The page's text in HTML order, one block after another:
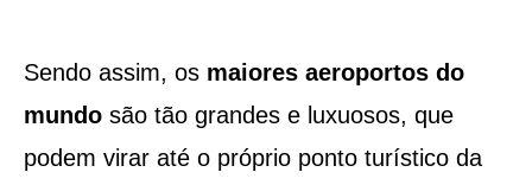
Sendo assim, os maiores aeroportos do
mundosão tão grandes e luxuosos, que
podem virar até o próprio ponto turístico da